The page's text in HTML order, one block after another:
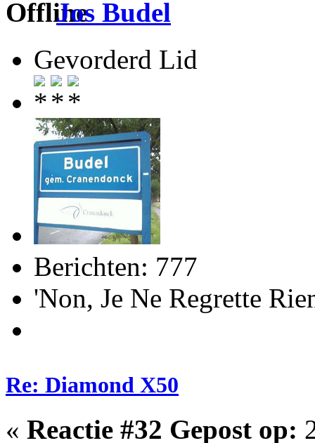
Jos Budel
Gevorderd Lid
Berichten: 777
'Non, Je Ne Regrette
Re: Diamond X50
« Reactie #32 Gepost op: